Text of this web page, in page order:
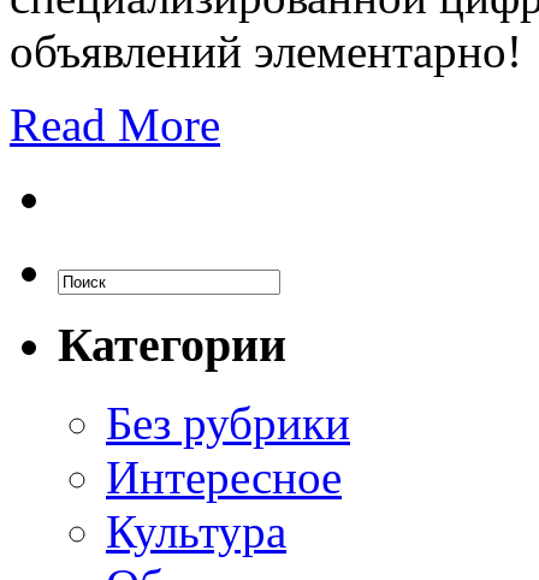
объявлений элементарно!
Read More
Категории
Без рубрики
Интересное
Культура